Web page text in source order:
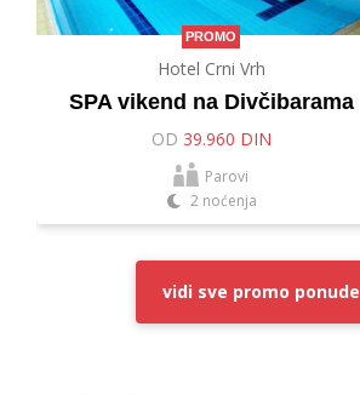
PROMO
Hotel Crni Vrh
SPA vikend na Divčibarama
OD 39.960 DIN
Parovi
2 noćenja
vidi sve promo ponude